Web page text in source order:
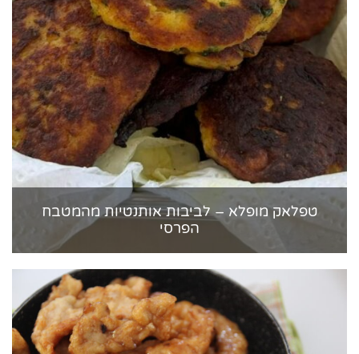
טפלאק מופלא – לביבות אותנטיות מהמטבח
הפרסי